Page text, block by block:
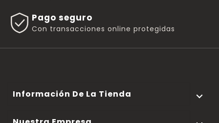
Pago seguro
Con transacciones online protegidas
Información De La Tienda 